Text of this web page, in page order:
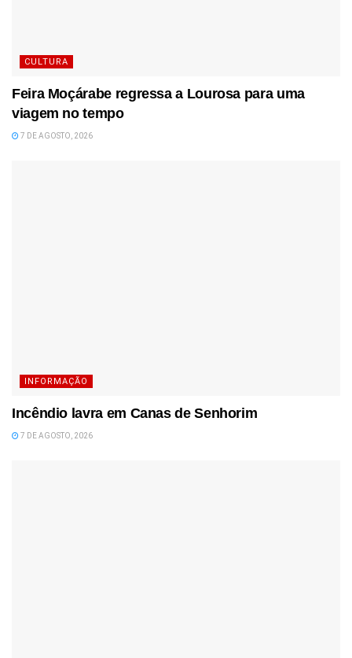
CULTURA
Feira Moçárabe regressa a Lourosa para uma
viagem no tempo
7 DE AGOSTO, 2026
INFORMAÇÃO
Incêndio lavra em Canas de Senhorim
7 DE AGOSTO, 2026